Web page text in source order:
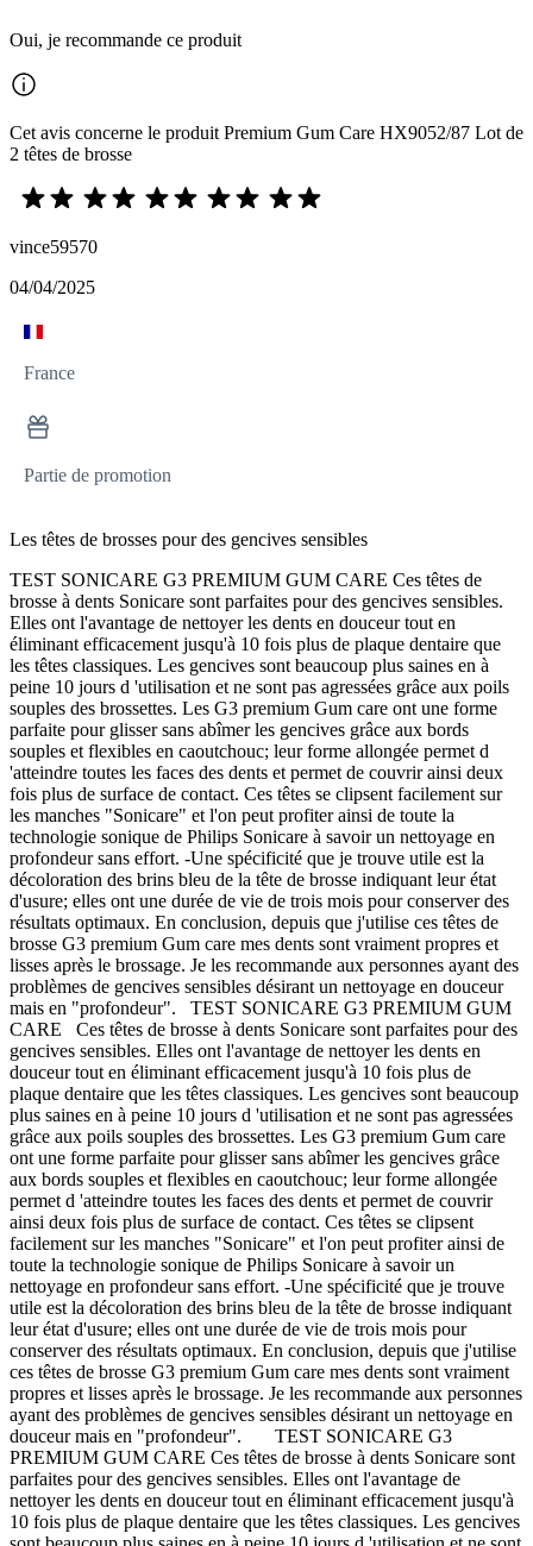
Oui, je recommande ce produit
Cet avis concerne le produit Premium Gum Care HX9052/87 Lot de
2 têtes de brosse
vince59570
04/04/2025
France
Partie de promotion
Les têtes de brosses pour des gencives sensibles
TEST SONICARE G3 PREMIUM GUM CARE Ces têtes de
brosse à dents Sonicare sont parfaites pour des gencives sensibles.
Elles ont l'avantage de nettoyer les dents en douceur tout en
éliminant efficacement jusqu'à 10 fois plus de plaque dentaire que
les têtes classiques. Les gencives sont beaucoup plus saines en à
peine 10 jours d 'utilisation et ne sont pas agressées grâce aux poils
souples des brossettes. Les G3 premium Gum care ont une forme
parfaite pour glisser sans abîmer les gencives grâce aux bords
souples et flexibles en caoutchouc; leur forme allongée permet d
'atteindre toutes les faces des dents et permet de couvrir ainsi deux
fois plus de surface de contact. Ces têtes se clipsent facilement sur
les manches "Sonicare" et l'on peut profiter ainsi de toute la
technologie sonique de Philips Sonicare à savoir un nettoyage en
profondeur sans effort. -Une spécificité que je trouve utile est la
décoloration des brins bleu de la tête de brosse indiquant leur état
d'usure; elles ont une durée de vie de trois mois pour conserver des
résultats optimaux. En conclusion, depuis que j'utilise ces têtes de
brosse G3 premium Gum care mes dents sont vraiment propres et
lisses après le brossage. Je les recommande aux personnes ayant des
problèmes de gencives sensibles désirant un nettoyage en douceur
mais en "profondeur". TEST SONICARE G3 PREMIUM GUM
CARE Ces têtes de brosse à dents Sonicare sont parfaites pour des
gencives sensibles. Elles ont l'avantage de nettoyer les dents en
douceur tout en éliminant efficacement jusqu'à 10 fois plus de
plaque dentaire que les têtes classiques. Les gencives sont beaucoup
plus saines en à peine 10 jours d 'utilisation et ne sont pas agressées
grâce aux poils souples des brossettes. Les G3 premium Gum care
ont une forme parfaite pour glisser sans abîmer les gencives grâce
aux bords souples et flexibles en caoutchouc; leur forme allongée
permet d 'atteindre toutes les faces des dents et permet de couvrir
ainsi deux fois plus de surface de contact. Ces têtes se clipsent
facilement sur les manches "Sonicare" et l'on peut profiter ainsi de
toute la technologie sonique de Philips Sonicare à savoir un
nettoyage en profondeur sans effort. -Une spécificité que je trouve
utile est la décoloration des brins bleu de la tête de brosse indiquant
leur état d'usure; elles ont une durée de vie de trois mois pour
conserver des résultats optimaux. En conclusion, depuis que j'utilise
ces têtes de brosse G3 premium Gum care mes dents sont vraiment
propres et lisses après le brossage. Je les recommande aux personnes
ayant des problèmes de gencives sensibles désirant un nettoyage en
douceur mais en "profondeur". TEST SONICARE G3
PREMIUM GUM CARE Ces têtes de brosse à dents Sonicare sont
parfaites pour des gencives sensibles. Elles ont l'avantage de
nettoyer les dents en douceur tout en éliminant efficacement jusqu'à
10 fois plus de plaque dentaire que les têtes classiques. Les gencives